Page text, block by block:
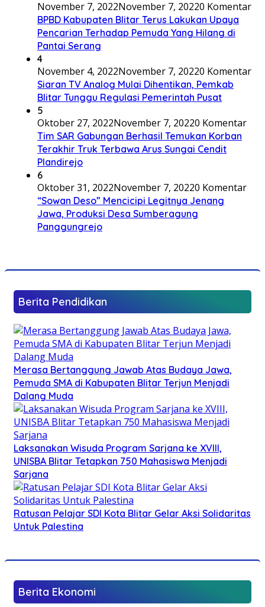
November 7, 2022November 7, 20220 Komentar
BPBD Kabupaten Blitar Terus Lakukan Upaya
Pencarian Terhadap Pemuda Yang Hilang di
Pantai Serang
4
November 4, 2022November 7, 20220 Komentar
Siaran TV Analog Mulai Dihentikan, Pemkab
Blitar Tunggu Regulasi Pemerintah Pusat
5
Oktober 27, 2022November 7, 20220 Komentar
Tim SAR Gabungan Berhasil Temukan Korban
Terakhir Truk Terbawa Arus Sungai Cendit
Plandirejo
6
Oktober 31, 2022November 7, 20220 Komentar
“Sowan Deso” Mencicipi Legitnya Jenang
Jawa, Produksi Desa Sumberagung
Panggungrejo
Berita Pendidikan
Merasa Bertanggung Jawab Atas Budaya Jawa,
Pemuda SMA di Kabupaten Blitar Terjun Menjadi
Dalang Muda
Laksanakan Wisuda Program Sarjana ke XVIII,
UNISBA Blitar Tetapkan 750 Mahasiswa Menjadi
Sarjana
Ratusan Pelajar SDI Kota Blitar Gelar Aksi Solidaritas
Untuk Palestina
Berita Ekonomi